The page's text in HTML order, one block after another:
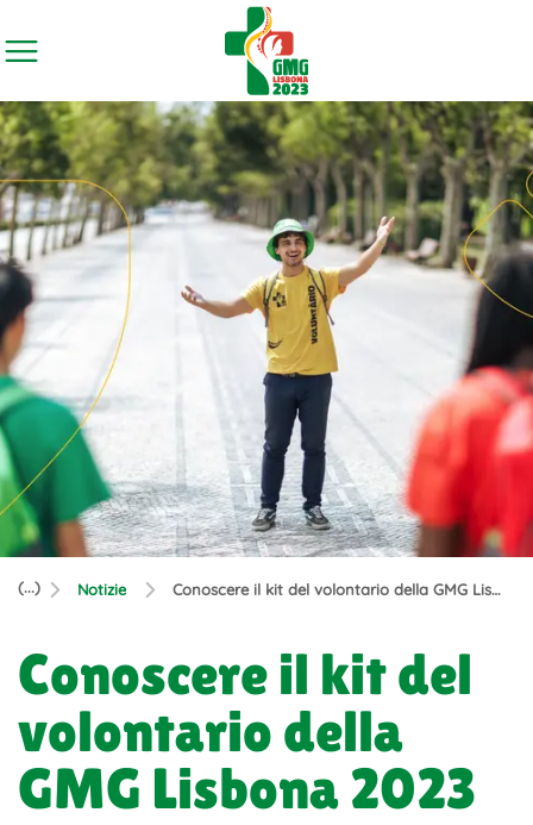
(...) Notizie Conoscere il kit del volontario della GMG Lisbona 2023
Conoscere il kit del
volontario della
GMG Lisbona 2023